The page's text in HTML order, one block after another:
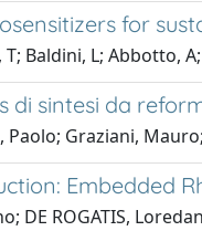
for
Baldini, L; Abbotto,
di sintesi da
Graziani,
Embedded
DE ROGATIS,